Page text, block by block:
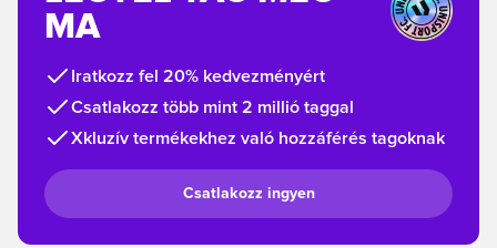
MA
Iratkozz fel 20% kedvezményért
Csatlakozz több mint 2 millió taggal
Xkluzív termékekhez való hozzáférés tagoknak
Csatlakozz ingyen